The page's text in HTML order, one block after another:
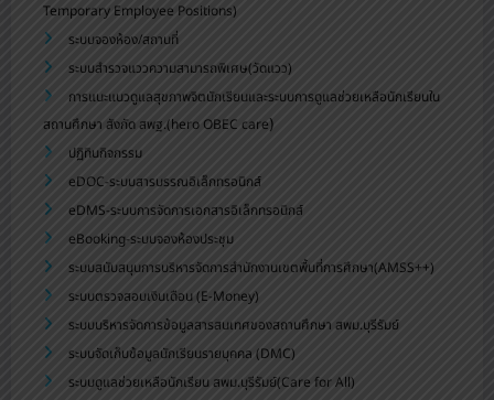
Temporary Employee Positions)
ระบบจองห้อง/สถานที่
ระบบสำรวจแววความสามารถพิเศษ(วัดแวว)
การแนะแนวดูแลสุขภาพจิตนักเรียนและระบบการดูแลช่วยเหลือนักเรียนใน
สถานศึกษา สังกัด สพฐ.(hero OBEC care)
ปฏิทินกิจกรรม
eDOC-ระบบสารบรรณอิเล็กทรอนิกส์
eDMS-ระบบการจัดการเอกสารอิเล็กทรอนิกส์
eBooking-ระบบจองห้องประชุม
ระบบสนับสนุนการบริหารจัดการสำนักงานเขตพื้นที่การศึกษา(AMSS++)
ระบบตรวจสอบเงินเดือน (E-Money)
ระบบบริหารจัดการข้อมูลสารสนเทศของสถานศึกษา สพม.บุรีรัมย์
ระบบจัดเก็บข้อมูลนักเรียนรายบุคคล (DMC)
ระบบดูแลช่วยเหลือนักเรียน สพม.บุรีรัมย์(Care for All)